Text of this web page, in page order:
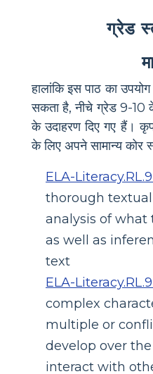
ग्रेड
हालांकि इस पाठ का
सकता है, नीचे ग्रेड 9-10 के
के उदाहरण दिए गए हैं।
के लिए अपने सामान्य कोर
ELA-
thorough
analysis of what
as well as
text
ELA-
complex
multiple or
develop over
interact with